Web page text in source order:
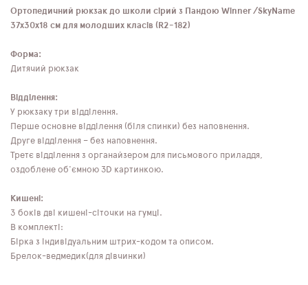
Ортопедичний рюкзак до школи сірий з Пандою Winner /SkyName
37х30х18 см для молодших класів (R2-182)
Форма:
Дитячий рюкзак
Відділення:
У рюкзаку три відділення.
Перше основне відділення (біля спинки) без наповнення.
Друге відділення – без наповнення.
Третє відділення з органайзером для письмового приладдя,
оздоблене об'ємною 3D картинкою.
Кишені:
З боків дві кишені-сіточки на гумці.
В комплекті:
Бірка з індивідуальним штрих-кодом та описом.
Брелок-ведмедик(для дівчинки)